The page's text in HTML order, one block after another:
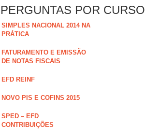
PERGUNTAS POR CURSO
SIMPLES NACIONAL 2014 NA
PRÁTICA
FATURAMENTO E EMISSÃO
DE NOTAS FISCAIS
EFD REINF
NOVO PIS E COFINS 2015
SPED – EFD
CONTRIBUIÇÕES